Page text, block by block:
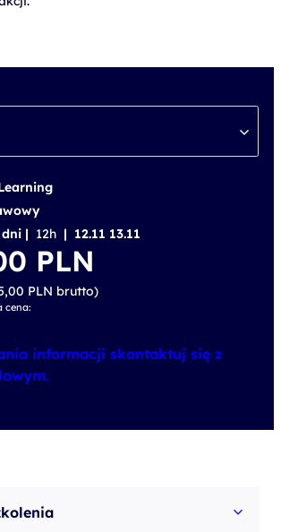
| 12h | 12.11 13.11
PLN
PLN brutto)
cena:
informacji skontaktuj się z